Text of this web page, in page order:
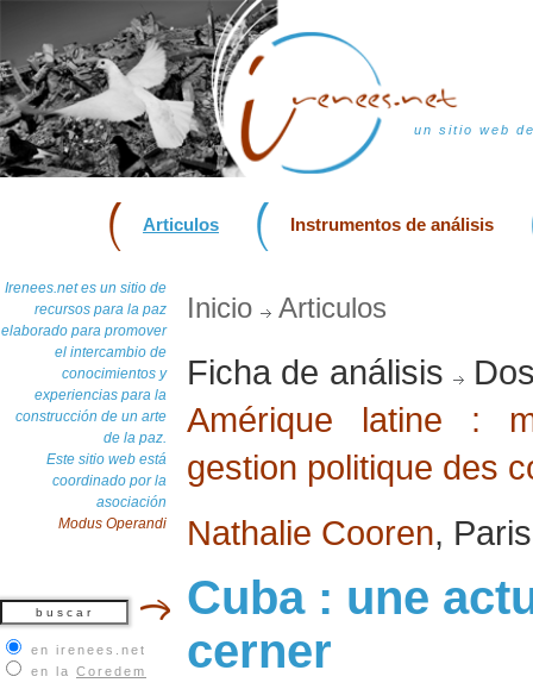
un sitio web
Articulos Instrumentos de análisis
Irenees.net es un sitio de
recursos para la paz
elaborado para promover
el intercambio de
conocimientos y
experiencias para la
construcción de un arte
de la paz.
Este sitio web está
coordinado por la
asociación
Modus Operandi
en irenees.net
en la Coredem
Inicio Articulos
Ficha de análisis
Amérique latine :
gestion politique des
Nathalie Cooren,
Cuba : une
cerner